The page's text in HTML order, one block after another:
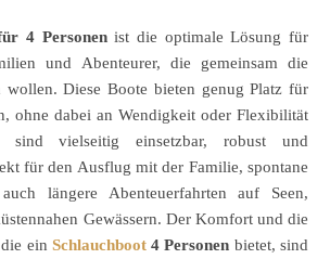
4 Personenist die optimale Lösung für
und Abenteurer, die gemeinsam die
wollen. Diese Boote bieten genug Platz für
ohne dabei an Wendigkeit oder Flexibilität
vielseitig einsetzbar, robust und
für den Ausflug mit der Familie, spontane
längere Abenteuerfahrten auf Seen,
Gewässern. Der Komfort und die
ein Schlauchboot4 Personen bietet, sind